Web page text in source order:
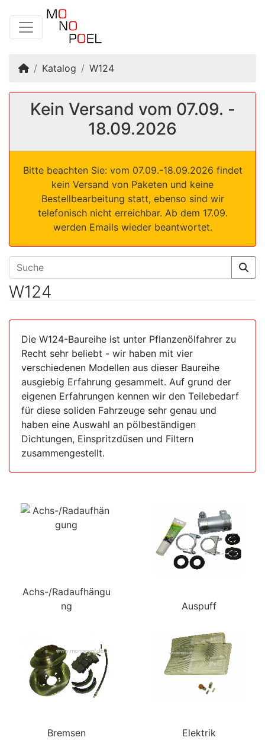
Startseite
Katalog W124
Kein Versand vom 07.09. -
18.09.2026
Bitte beachten Sie: vom 07.09.-18.09.2026 findet
kein Versand von Paketen und keine
Bestellbearbeitung statt, ebenso sind wir
telefonisch nicht erreichbar. Ab dem 17.09.
werden Emails wieder beantwortet.
W124
Die W124-Baureihe ist unter Pflanzenölfahrer zu
Recht sehr beliebt - wir haben mit vier
verschiedenen Modellen aus dieser Baureihe
ausgiebig Erfahrung gesammelt. Auf grund der
eigenen Erfahrungen kennen wir den Teilebedarf
für diese soliden Fahrzeuge sehr genau und
haben eine Auswahl an pölbeständigen
Dichtungen, Einspritzdüsen und Filtern
zusammengestellt.
Achs-/Radaufhängu
ng
Auspuff
Bremsen Elektrik